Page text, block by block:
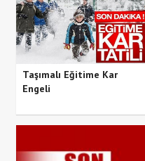
Taşımalı Eğitime Kar
Engeli